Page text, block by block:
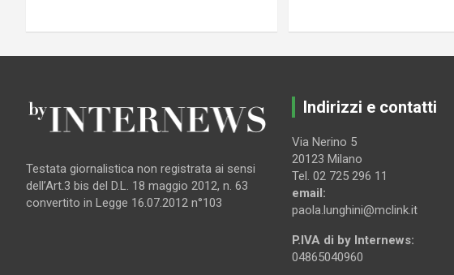
Testata giornalistica non registrata ai sensi
dell’Art.3 bis del D.L. 18 maggio 2012, n. 63
convertito in Legge 16.07.2012 n°103
Indirizzi e contatti
Via Nerino 5
20123 Milano
Tel. 02 725 296 11
email:
paola.lunghini@mclink.it
P.IVA di by Internews:
04865040960